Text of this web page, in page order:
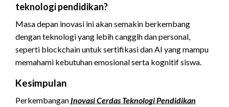
teknologi pendidikan?
Masa depan inovasi ini akan semakin berkembang
dengan teknologi yang lebih canggih dan personal,
seperti blockchain untuk sertifikasi dan AI yang mampu
memahami kebutuhan emosional serta kognitif siswa.
Kesimpulan
Perkembangan Inovasi Cerdas Teknologi Pendidikan